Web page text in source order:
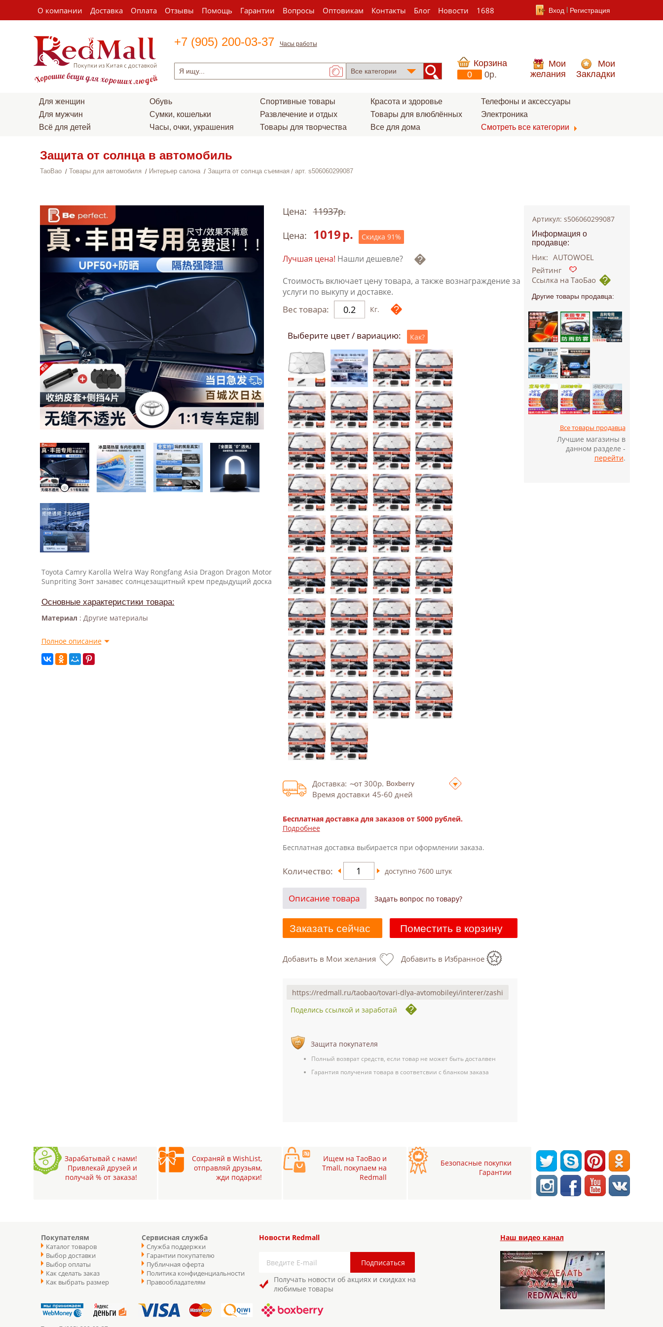
О компании Доставка Оплата Отзывы Помощь Гарантии Вопросы Оптовикам Контакты Блог Новости 1688 Вход Регистрация
+7 (905) 200-03-37 Часы работы
Корзина
0
0p.
Мои
желания
Мои
Закладки
Для женщин
Для мужчин
Всё для детей
Обувь
Сумки, кошельки
Часы, очки, украшения
Спортивные товары
Развлечение и отдых
Товары для творчества
Красота и здоровье
Товары для влюблённых
Все для дома
Телефоны и аксессуары
Электроника
Смотреть все категории
Защита от солнца в автомобиль
TaoBao Товары для автомобиля Интерьер салона Защита от солнца съемная арт. s506060299087
Toyota Camry Karolla Welra Way Rongfang Asia Dragon Dragon Motor
Sunpriting Зонт занавес солнцезащитный крем предыдущий доска
Основные характеристики товара:
Материал : Другие материалы
Полное описание
Цена: 11937р.
Цена: 1019р. Скидка 91%
Лучшая цена! Нашли дешевле?
Стоимость включает цену товара, а также вознаграждение за
услуги по выкупу и доставке.
Вес товара: Кг.
Выберите цвет / вариацию: Как?
Доставка: от 300р.
Время доставки 45-60 дней
Бесплатная доставка для заказов от 5000 рублей.
Подробнее
Бесплатная доставка выбирается при оформлении заказа.
Количество: доступно 7600штук
Описание товара Задать вопрос по товару?
Заказать сейчас Поместить в корзину
Добавить в Мои желания Добавить в Избранное
Поделись ссылкой и заработай
Защита покупателя
Полный возврат средств, если товар не может быть досталвен
Гарантия получения товара в соответсвии с бланком заказа
Артикул: s506060299087
Информация о
продавце:
Ник: AUTOWOEL
Рейтинг
Ссылка на ТаоБао
Другие товары продавца:
Все товары продавца
Лучшие магазины в
данном разделе -
перейти.
Зарабатывай с нами!
Привлекай друзей и
получай % от заказа!
Сохраняй в WishList,
отправляй друзьям,
жди подарки!
Ищем на TaoBao и
Tmall, покупаем на
Redmall
Безопасные покупки
Гарантии
Покупателям
Каталог товаров
Выбор доставки
Выбор оплаты
Как сделать заказ
Как выбрать размер
Сервисная служба
Служба поддержки
Гарантии покупателю
Публичная оферта
Политика конфиденциальности
Правообладателям
Новости Redmall
Получать новости об акциях и скидках на
любимые товары
Наш видео канал